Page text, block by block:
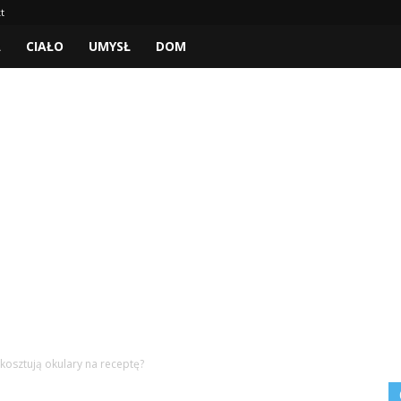
CIAŁO UMYSŁ DOM
okulary na receptę?